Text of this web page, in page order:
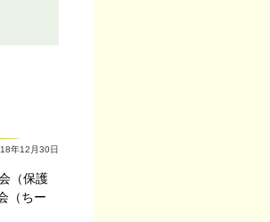
年12月30日
（保護
（ちー